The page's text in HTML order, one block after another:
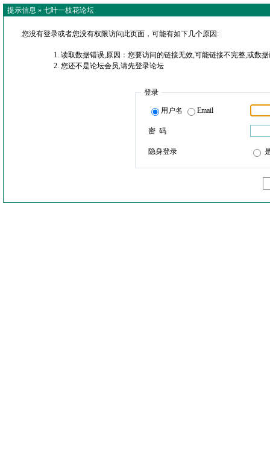
提示信息 » 七叶一枝花论坛
您没有登录或者您没有权限访问此页面，可能有如下几个原因:
读取数据错误,原因：您要访问的链接无效,可能链接不完整,或数
您还不是论坛会员,请先登录论坛
登录
用户名 Email
密 码
隐身登录